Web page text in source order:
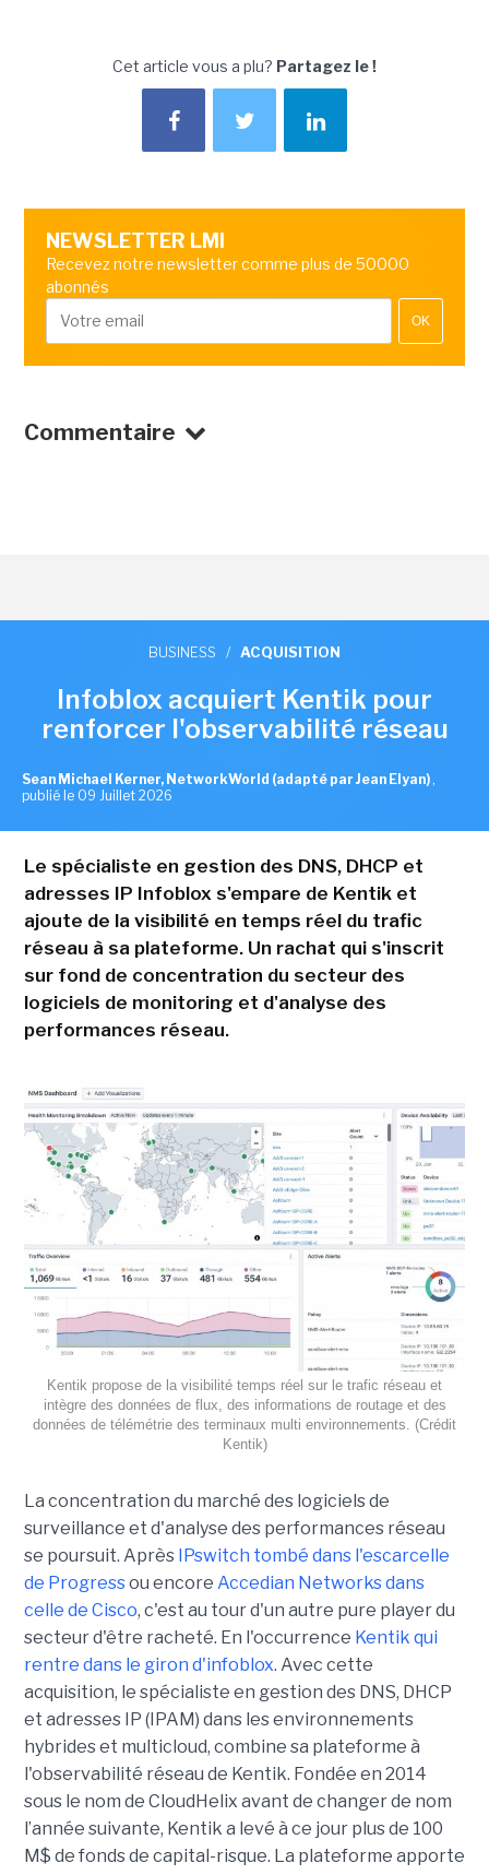
Cet article vous a plu? Partagez le !
NEWSLETTER LMI
Recevez notre newsletter comme plus de 50000
abonnés
OK
Commentaire
BUSINESS / ACQUISITION
Infoblox acquiert Kentik pour
renforcer l'observabilité réseau
Sean Michael Kerner, NetworkWorld (adapté par Jean Elyan) ,
publié le 09 Juillet 2026
Le spécialiste en gestion des DNS, DHCP et
adresses IP Infoblox s'empare de Kentik et
ajoute de la visibilité en temps réel du trafic
réseau à sa plateforme. Un rachat qui s'inscrit
sur fond de concentration du secteur des
logiciels de monitoring et d'analyse des
performances réseau.
Kentik propose de la visibilité temps réel sur le trafic réseau et
intègre des données de flux, des informations de routage et des
données de télémétrie des terminaux multi environnements. (Crédit
Kentik)
La concentration du marché des logiciels de
surveillance et d'analyse des performances réseau
se poursuit. Après IPswitch tombé dans l'escarcelle
de Progressou encore Accedian Networks dans
celle de Cisco, c'est au tour d'un autre pure player du
secteur d'être racheté. En l'occurrence Kentik qui
rentre dans le giron d'infoblox. Avec cette
acquisition, le spécialiste en gestion des DNS, DHCP
et adresses IP (IPAM) dans les environnements
hybrides et multicloud, combine sa plateforme à
l'observabilité réseau de Kentik. Fondée en 2014
sous le nom de CloudHelix avant de changer de nom
l’année suivante, Kentik a levé à ce jour plus de 100
M$ de fonds de capital-risque. La plateforme apporte